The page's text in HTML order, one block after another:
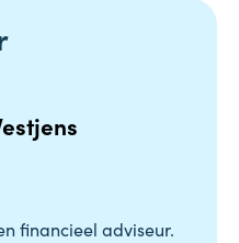
financieel adviseur.